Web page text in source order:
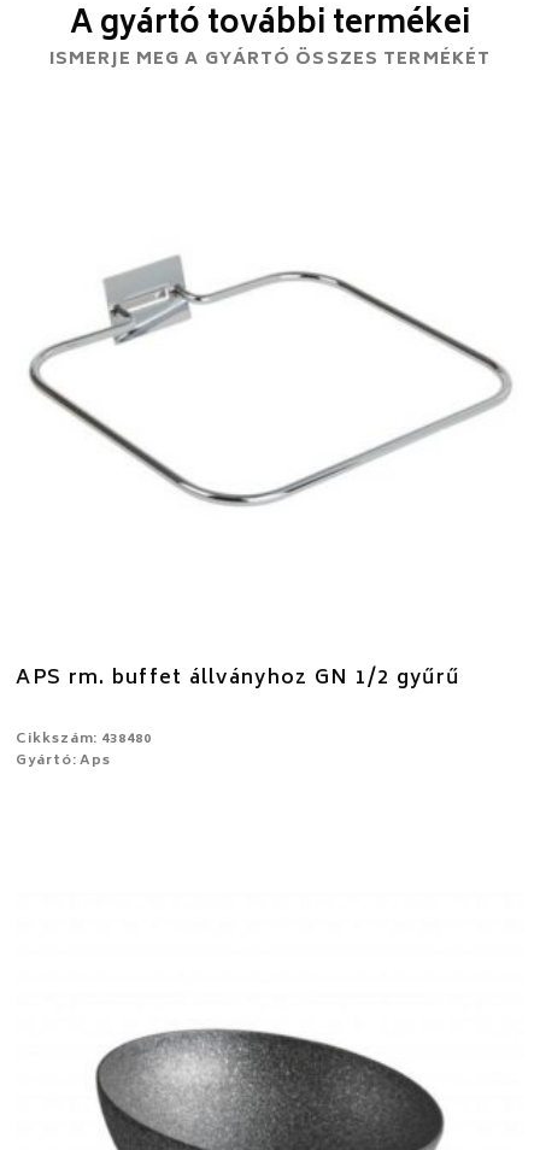
A gyártó további termékei
ISMERJE MEG A GYÁRTÓ ÖSSZES TERMÉKÉT
APS rm. buffet állványhoz GN 1/2 gyűrű
Cikkszám: 438480
Gyártó: Aps